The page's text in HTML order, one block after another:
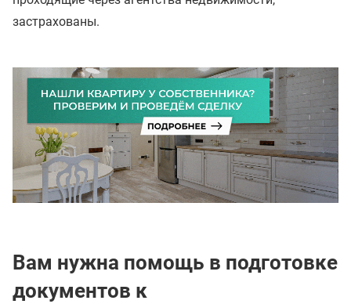
застрахованы.
Вам нужна помощь в подготовке
документов к